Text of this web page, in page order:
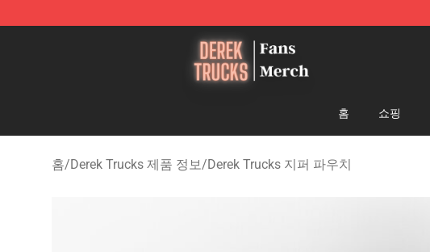
Derek Trucks Store - Official Derek Trucks Merchandise Shop
홈 쇼핑
홈/Derek Trucks 제품 정보/Derek Trucks 지퍼 파우치